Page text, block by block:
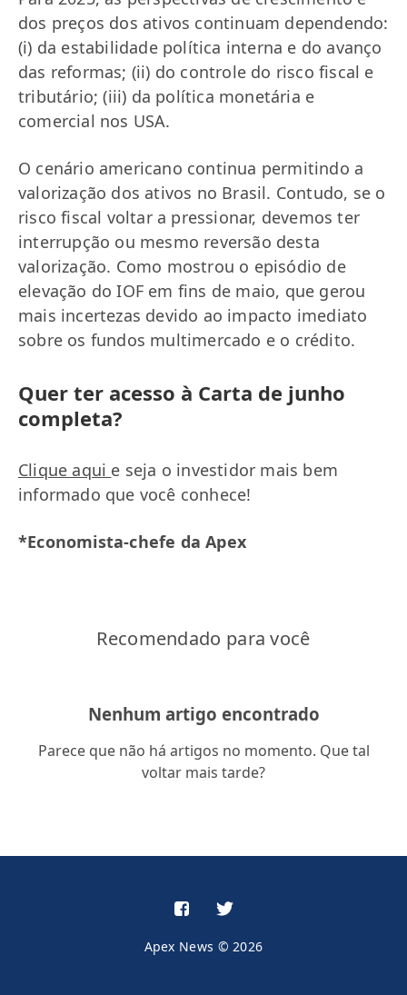
dos preços dos ativos continuam dependendo:
(i) da estabilidade política interna e do avanço
das reformas; (ii) do controle do risco fiscal e
tributário; (iii) da política monetária e
comercial nos USA.
O cenário americano continua permitindo a
valorização dos ativos no Brasil. Contudo, se o
risco fiscal voltar a pressionar, devemos ter
interrupção ou mesmo reversão desta
valorização. Como mostrou o episódio de
elevação do IOF em fins de maio, que gerou
mais incertezas devido ao impacto imediato
sobre os fundos multimercado e o crédito.
Quer ter acesso à Carta de junho
completa?
Clique aqui e seja o investidor mais bem
informado que você conhece!
*Economista-chefe da Apex
Recomendado para você
Nenhum artigo encontrado
Parece que não há artigos no momento. Que tal
voltar mais tarde?
Apex News © 2026